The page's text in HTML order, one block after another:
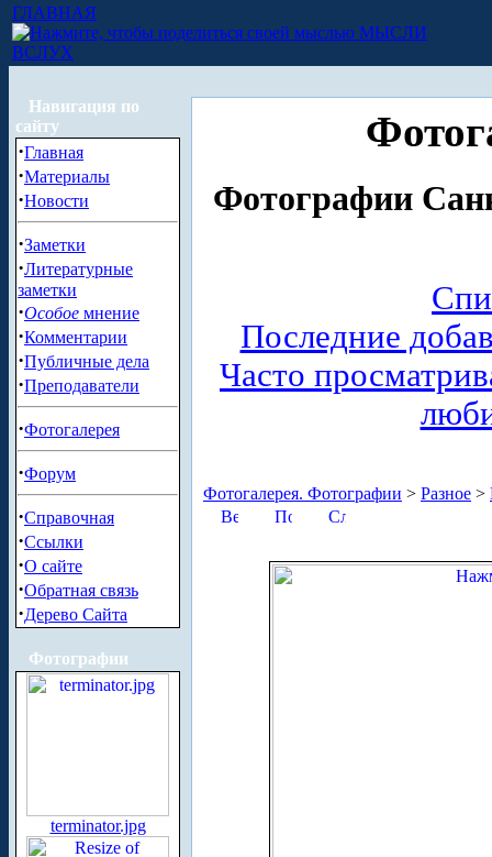
ГЛАВНАЯ
МЫСЛИ
ВСЛУХ
Навигация по
сайту
·Главная
·Материалы
·Новости
·Заметки
·Литературные
заметки
·Особое мнение
·Комментарии
·Публичные дела
·Преподаватели
·Фотогалерея
·Форум
·Справочная
·Ссылки
·О сайте
·Обратная связь
·Дерево Сайта
Фотографии
terminator.jpg
Фотографии
Последние
Часто
Фотогалерея. Фотографии > Разное >